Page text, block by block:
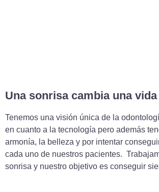
Una sonrisa cambia una
Tenemos una visión única de la
en cuanto a la tecnología pero además
armonía, la belleza y por intentar
cada uno de nuestros pacientes.
sonrisa y nuestro objetivo es conseguir